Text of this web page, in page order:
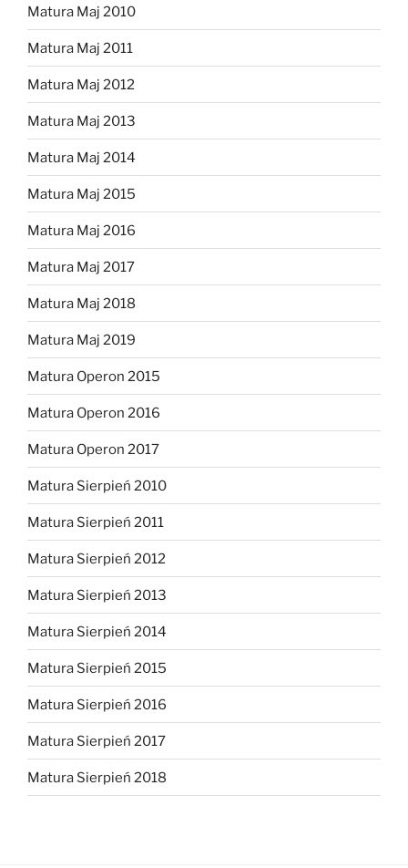
Matura Maj 2010
Matura Maj 2011
Matura Maj 2012
Matura Maj 2013
Matura Maj 2014
Matura Maj 2015
Matura Maj 2016
Matura Maj 2017
Matura Maj 2018
Matura Maj 2019
Matura Operon 2015
Matura Operon 2016
Matura Operon 2017
Matura Sierpień 2010
Matura Sierpień 2011
Matura Sierpień 2012
Matura Sierpień 2013
Matura Sierpień 2014
Matura Sierpień 2015
Matura Sierpień 2016
Matura Sierpień 2017
Matura Sierpień 2018